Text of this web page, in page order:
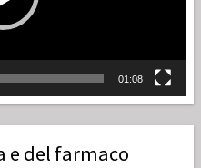
01:08
e del farmaco